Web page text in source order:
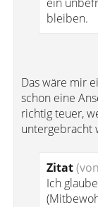
bleiben.
Das wäre mir
schon eine
richtig teuer,
untergebracht
Zitat
Ich